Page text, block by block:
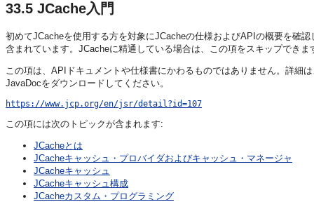
33.5 JCache入門
初めてJCacheを使用する方を対象にJCacheの仕様およびAPIの概要を確認
含まれています。JCacheに精通している場合は、この項をスキップできま
この項は、APIドキュメントや仕様書にかわるものではありません。詳細
JavaDocをダウンロードしてください。
https://www.jcp.org/en/jsr/detail?id=107
この項には次のトピックが含まれます:
JCacheとは
JCacheキャッシュ・プロバイダおよびキャッシュ・マネージャ
JCacheキャッシュ
JCacheキャッシュ構成
JCacheカスタム・プログラミング